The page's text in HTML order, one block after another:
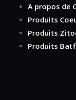
A propos de
Produits
Produits
Produits